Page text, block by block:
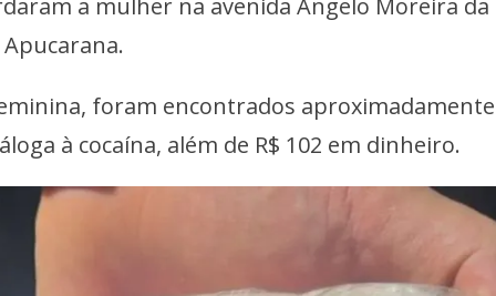
a mulher na avenida Ângelo Moreira da
foram encontrados
à cocaína, além de R$ 102 em dinheiro.